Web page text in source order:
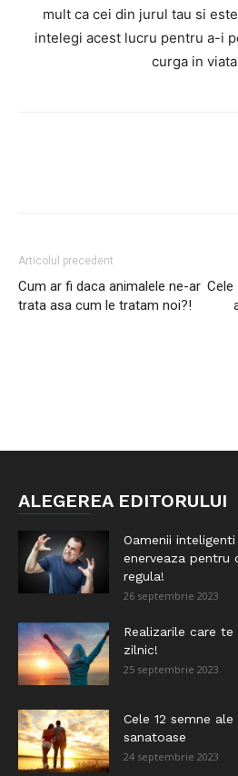
mult ca cei din jurul tau si
intelegi acest lucru pentru a-i
curga in
Articolul precedent
Cum ar fi daca animalele ne-ar
trata asa cum le tratam noi?!
Cele
ALEGEREA EDITORULUI
Oamenii
enerveaza pentru
regula!
26 septembrie 2023
Realizarile care
zilnic!
25 septembrie 2023
Cele 12 semne
sanatoase
24 septembrie 2023